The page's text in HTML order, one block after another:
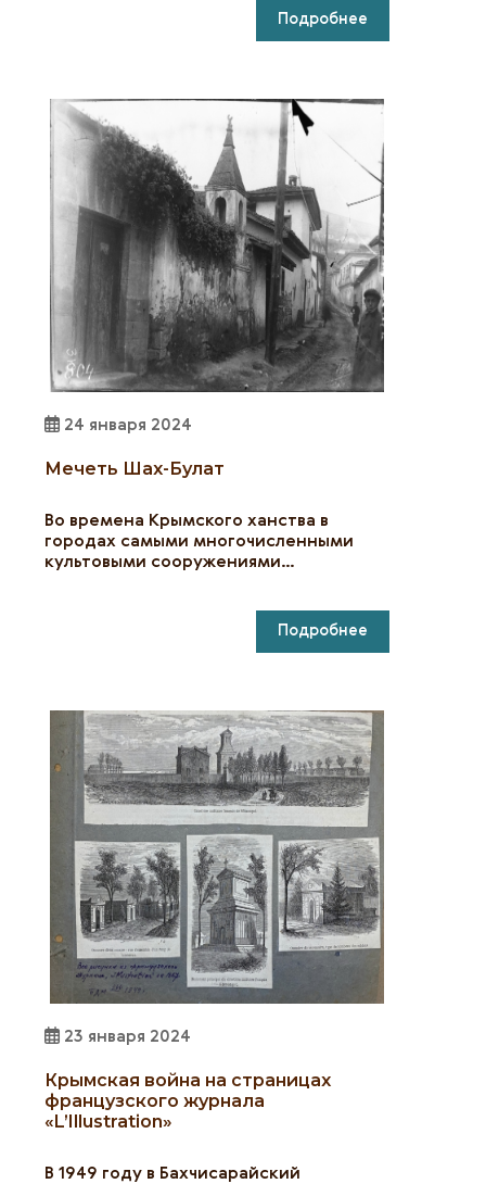
Подробнее
24 января 2024
Мечеть Шах-Булат
Во времена Крымского ханства в
городах самыми многочисленными
культовыми сооружениями…
Подробнее
23 января 2024
Крымская война на страницах
французского журнала
«L’Illustration»
В 1949 году в Бахчисарайский